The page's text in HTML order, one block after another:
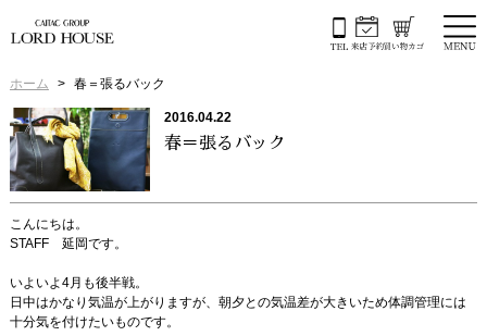
ホーム 春＝張るバック
2016.04.22
春＝張るバック
こんにちは。
STAFF 延岡です。
いよいよ4月も後半戦。
日中はかなり気温が上がりますが、朝夕との気温差が大きいため体調管理には
十分気を付けたいものです。